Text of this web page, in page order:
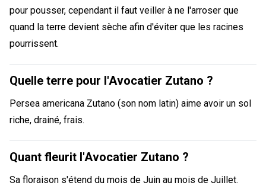
pour pousser, cependant il faut veiller à ne l'arroser que
quand la terre devient sèche afin d'éviter que les racines
pourrissent.
Quelle terre pour l'Avocatier Zutano ?
Persea americana Zutano (son nom latin) aime avoir un sol
riche, drainé, frais.
Quant fleurit l'Avocatier Zutano ?
Sa floraison s'étend du mois de Juin au mois de Juillet.